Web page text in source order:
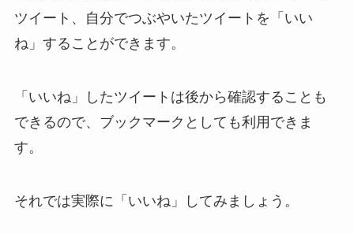
ツイート、自分でつぶやいたツイートを「いい
ね」することができます。
「いいね」したツイートは後から確認することも
できるので、ブックマークとしても利用できま
す。
それでは実際に「いいね」してみましょう。